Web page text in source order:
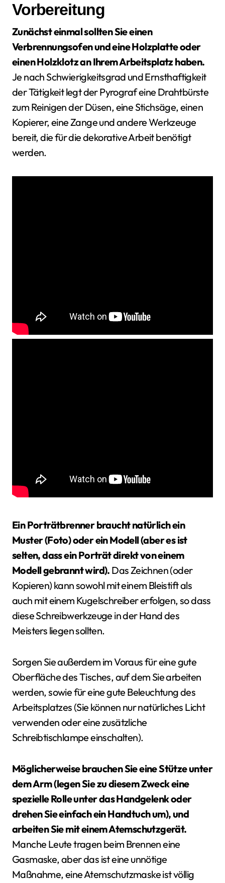
Vorbereitung
Zunächst einmal sollten Sie einen
Verbrennungsofen und eine Holzplatte oder
einen Holzklotz an Ihrem Arbeitsplatz haben.
Je nach Schwierigkeitsgrad und Ernsthaftigkeit
der Tätigkeit legt der Pyrograf eine Drahtbürste
zum Reinigen der Düsen, eine Stichsäge, einen
Kopierer, eine Zange und andere Werkzeuge
bereit, die für die dekorative Arbeit benötigt
werden.
Ein Porträtbrenner braucht natürlich ein
Muster (Foto) oder ein Modell (aber es ist
selten, dass ein Porträt direkt von einem
Modell gebrannt wird). Das Zeichnen (oder
Kopieren) kann sowohl mit einem Bleistift als
auch mit einem Kugelschreiber erfolgen, so dass
diese Schreibwerkzeuge in der Hand des
Meisters liegen sollten.
Sorgen Sie außerdem im Voraus für eine gute
Oberfläche des Tisches, auf dem Sie arbeiten
werden, sowie für eine gute Beleuchtung des
Arbeitsplatzes (Sie können nur natürliches Licht
verwenden oder eine zusätzliche
Schreibtischlampe einschalten).
Möglicherweise brauchen Sie eine Stütze unter
dem Arm (legen Sie zu diesem Zweck eine
spezielle Rolle unter das Handgelenk oder
drehen Sie einfach ein Handtuch um), und
arbeiten Sie mit einem Atemschutzgerät.
Manche Leute tragen beim Brennen eine
Gasmaske, aber das ist eine unnötige
Maßnahme, eine Atemschutzmaske ist völlig